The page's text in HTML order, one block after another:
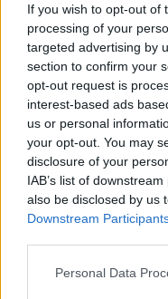
If you wish to opt-out of
processing of your
targeted advertising by
section to confirm your
opt-out request is
interest-based ads
us or personal
your opt-out. You may
disclosure of your
IAB’s list of
also be disclosed by us
Downstream
Personal Data